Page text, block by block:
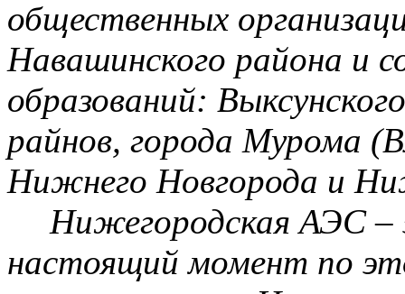
общественных
Навашинского района и
образований: Выксунского
райнов, города Мурома
Нижнего Новгорода и
Нижегородская АЭС –
настоящий момент по